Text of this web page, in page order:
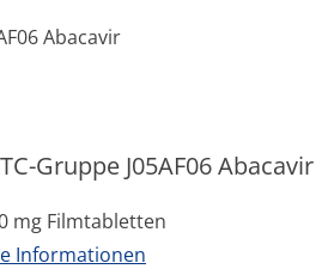
Abacavir
Gruppe J05AF06 Abacavir
mg Filmtabletten
Informationen